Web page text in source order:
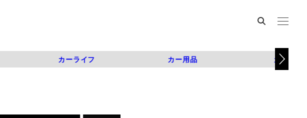
カーライフ カー用品 カスタム